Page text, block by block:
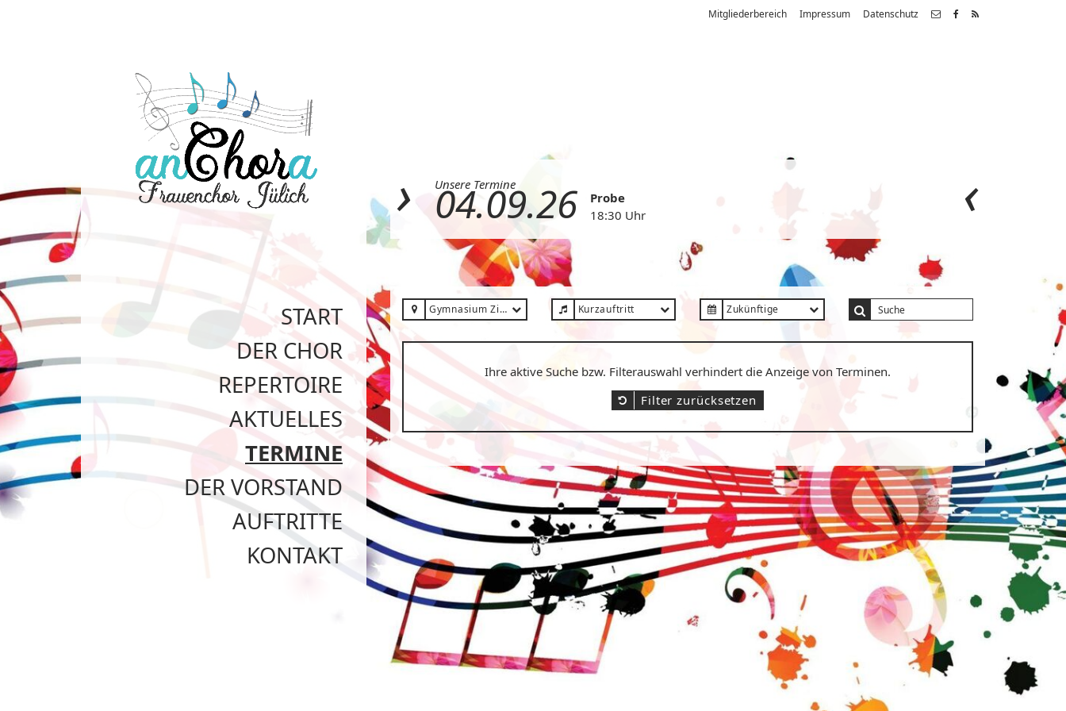
START
DER CHOR
REPERTOIRE
AKTUELLES
TERMINE
DER VORSTAND
AUFTRITTE
KONTAKT
Mitgliederbereich Impressum Datenschutz
Unsere Termine
04.09.26
Probe
18:30 Uhr
Gymnasium Zitadelle (Neubau)Kurzauftritt Zukünftige
Ihre aktive Suche bzw. Filterauswahl verhindert die Anzeige von Terminen.
Filter zurücksetzen